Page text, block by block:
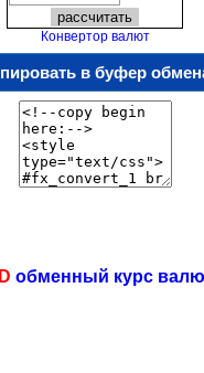
Конвертор валют
в буфер
обменный курс